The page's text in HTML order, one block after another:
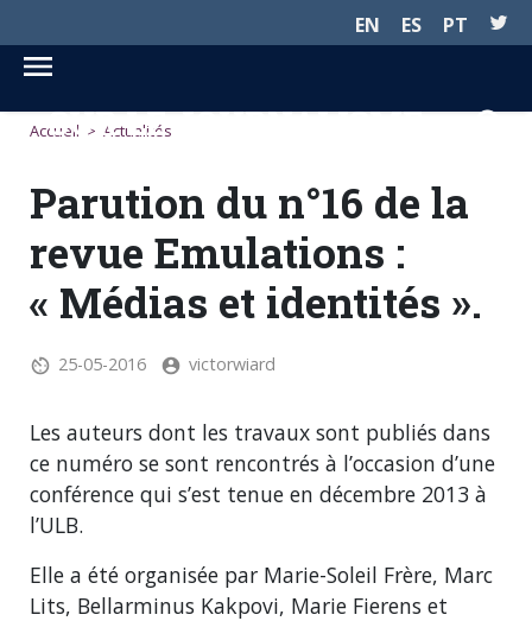
EN ES PT
SUR LE JOURNALISME...
Accueil > Actualités
Parution du n°16 de la
revue Emulations :
« Médias et identités ».
25-05-2016 victorwiard
Les auteurs dont les travaux sont publiés dans
ce numéro se sont rencontrés à l’occasion d’une
conférence qui s’est tenue en décembre 2013 à
l’ULB.
Elle a été organisée par Marie-Soleil Frère, Marc
Lits, Bellarminus Kakpovi, Marie Fierens et